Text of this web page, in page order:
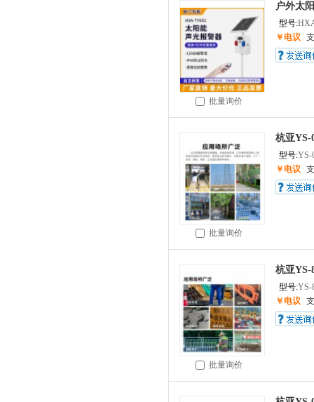
批量询价
户外太
型号:
￥电议
批量询价
杭亚YS-
型号:YS-
￥电议
批量询价
杭亚YS-
型号:YS-
￥电议